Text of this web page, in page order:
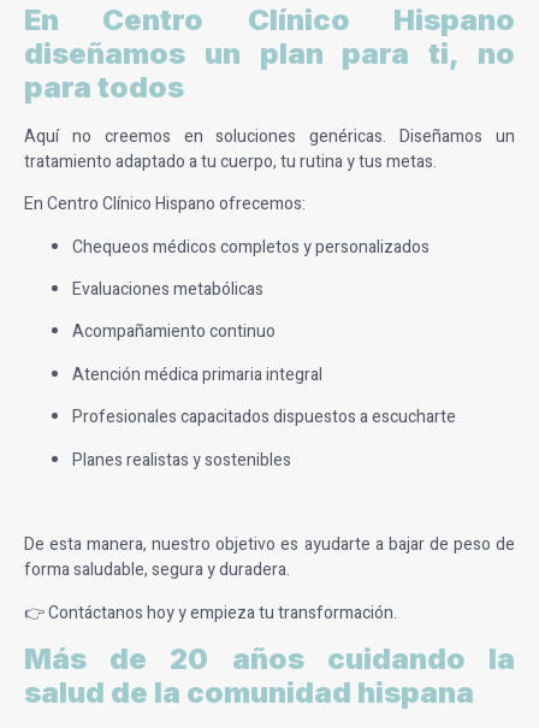
En Centro Clínico Hispano
diseñamos un plan para ti, no
para todos
Aquí no creemos en soluciones genéricas. Diseñamos un
tratamiento adaptado a tu cuerpo, tu rutina y tus metas.
En Centro Clínico Hispano ofrecemos:
Chequeos médicos completos y personalizados
Evaluaciones metabólicas
Acompañamiento continuo
Atención médica primaria integral
Profesionales capacitados dispuestos a escucharte
Planes realistas y sostenibles
De esta manera, nuestro objetivo es ayudarte a bajar de peso de
forma saludable, segura y duradera.
👉 Contáctanos hoy y empieza tu transformación.
Más de 20 años cuidando la
salud de la comunidad hispana